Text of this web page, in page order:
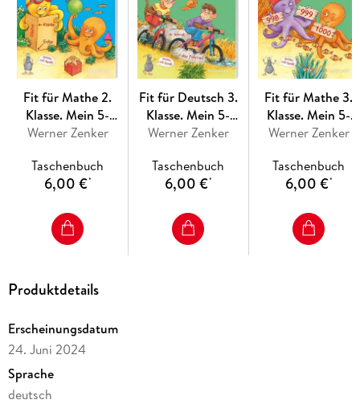
Fit für Mathe 2.
Klasse. Mein 5-
Minuten-Block
Werner Zenker
Taschenbuch
6,00 €*
Fit für Deutsch 3.
Klasse. Mein 5-
Minuten-Block
Werner Zenker
Taschenbuch
6,00 €*
Fit für Mathe 3.
Klasse. Mein 5-
Minuten-Block
Werner Zenker
Taschenbuch
6,00 €*
Produktdetails
Erscheinungsdatum
24. Juni 2024
Sprache
deutsch